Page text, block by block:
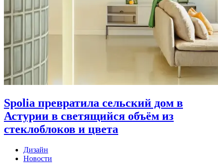
Spolia превратила сельский дом в
Астурии в светящийся объём из
стеклоблоков и цвета
Дизайн
Новости